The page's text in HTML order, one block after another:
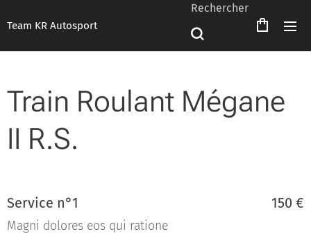
Team KR Autosport
Rechercher
Train Roulant Mégane
II R.S.
Service n°1
Magni dolores eos qui ratione
150 €